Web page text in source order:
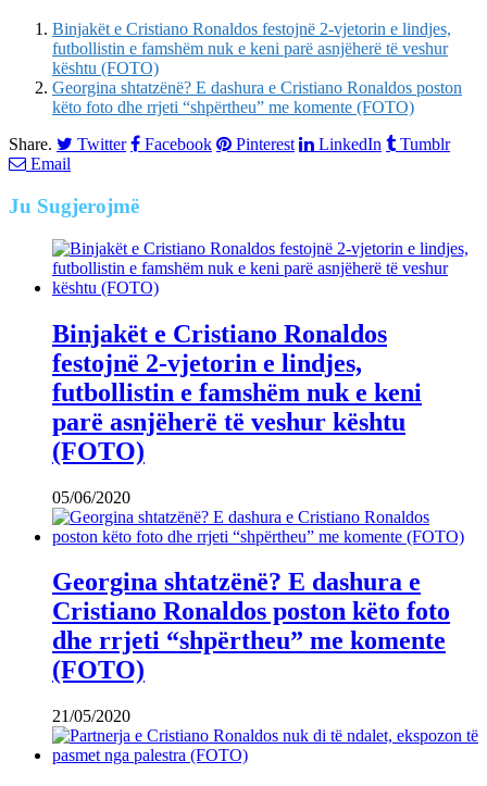
Binjakët e Cristiano Ronaldos festojnë 2-vjetorin e lindjes,
futbollistin e famshëm nuk e keni parë asnjëherë të veshur
kështu (FOTO)
Georgina shtatzënë? E dashura e Cristiano Ronaldos poston
këto foto dhe rrjeti “shpërtheu” me komente (FOTO)
Share.
Twitter Facebook Pinterest LinkedIn
Tumblr
Email
Ju Sugjerojmë
Binjakët e Cristiano Ronaldos
festojnë 2-vjetorin e lindjes,
futbollistin e famshëm nuk e keni
parë asnjëherë të veshur kështu
(FOTO)
05/06/2020
Georgina shtatzënë? E dashura e
Cristiano Ronaldos poston këto foto
dhe rrjeti “shpërtheu” me komente
(FOTO)
21/05/2020